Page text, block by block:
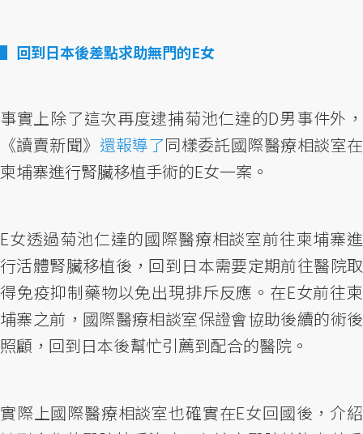
回到日本後差點求助無門的E女
事實上除了這次再度逮捕菊池仁達的D男事件外，
《讀賣新聞》 還報導了同樣委託國際醫療相談室在
柬埔寨進行腎臟移植手術的E女一案。
E女透過菊池仁達的國際醫療相談室前往柬埔寨進
行活體腎臟移植後，回到日本需要定期前往醫院取
得免疫抑制藥物以免出現排斥反應。在E女前往柬
埔寨之前，國際醫療相談室保證會協助後續的術後
照顧，回到日本後幫忙引薦到配合的醫院。
實際上國際醫療相談室也確實在E女回國後，介紹